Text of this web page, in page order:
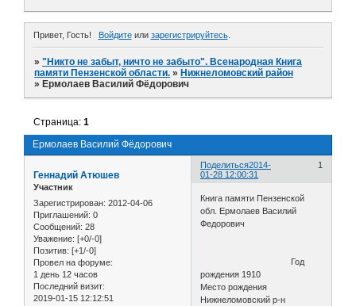
Привет, Гость! Войдитеили зарегистрируйтесь.
»"Никто не забыт, ничто не забыто". Всенародная Книга
памяти Пензенской области. » Нижнеломовский район
» Ермолаев Василий Фёдорович
Ермолаев Василий Фёдорович
Страница:1
Поделиться 1
2014-
01-28 12:00:31
Геннадий Атюшев
Участник
Зарегистрирован: 2012-04-06
Приглашений: 0
Сообщений: 28
Уважение: [+0/-0]
Позитив: [+1/-0]
Провел на форуме:
1 день 12 часов
Последний визит:
2019-01-15 12:12:51
Книга памяти Пензенской
обл. Ермолаев Василий
Федорович
Год
рождения 1910
Место рождения
Нижнеломовский р-н